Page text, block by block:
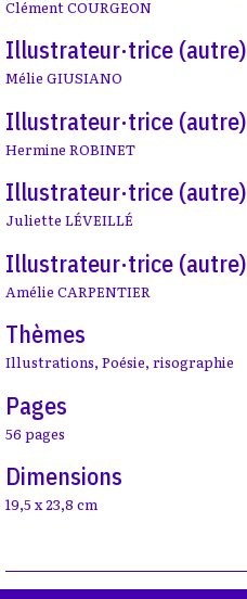
Clément COURGEON
Illustrateur·trice (autre)
Mélie GIUSIANO
Illustrateur·trice (autre)
Hermine ROBINET
Illustrateur·trice (autre)
Juliette LÉVEILLÉ
Illustrateur·trice (autre)
Amélie CARPENTIER
Thèmes
Illustrations, Poésie, risographie
Pages
56 pages
Dimensions
19,5 x 23,8 cm